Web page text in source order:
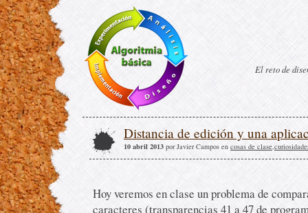
El reto de
Distancia de edición y una
10 abril 2013 por Javier Campos en cosas de clase,
Hoy veremos en clase un problema de
caracteres (transparencias 41 a 47 de